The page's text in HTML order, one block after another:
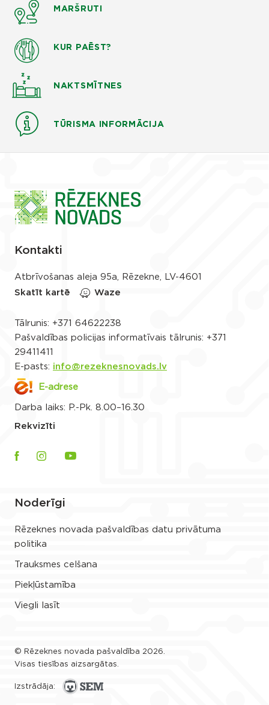
MARŠRUTI
KUR PAĒST?
NAKTSMĪTNES
TŪRISMA INFORMĀCIJA
Kontakti
Atbrīvošanas aleja 95a, Rēzekne, LV-4601
Skatīt kartē
Waze
Tālrunis: +371 64622238
Pašvaldības policijas informatīvais tālrunis: +371
29411411
E-pasts: info@rezeknesnovads.lv
E-adrese
Darba laiks: P.-Pk. 8.00–16.30
Rekvizīti
Noderīgi
Rēzeknes novada pašvaldības datu privātuma
politika
Trauksmes celšana
Piekļūstamība
Viegli lasīt
© Rēzeknes novada pašvaldība 2026.
Visas tiesības aizsargātas.
Izstrādāja: